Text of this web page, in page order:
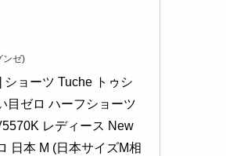
ンゼ)
ショーツ Tuche トゥシ
目ゼロ ハーフショーツ
レディース New
日本 M (日本サイズM相